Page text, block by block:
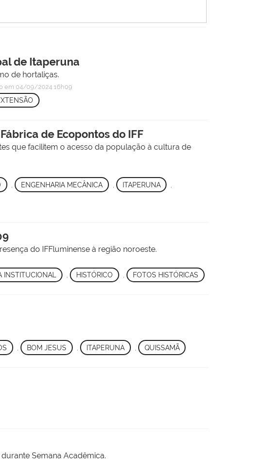
de Itaperuna
de hortaliças.
em 04/09/2024 16h09
de Ecopontos do IFF
que facilitem o acesso da população à cultura de
ENGENHARIA MECÂNICA ITAPERUNA
do IFFluminense à região noroeste.
INSTITUCIONAL , HISTÓRICO FOTOS HISTÓRICAS
, BOM JESUS ITAPERUNA QUISSAMÃ
Semana Acadêmica.